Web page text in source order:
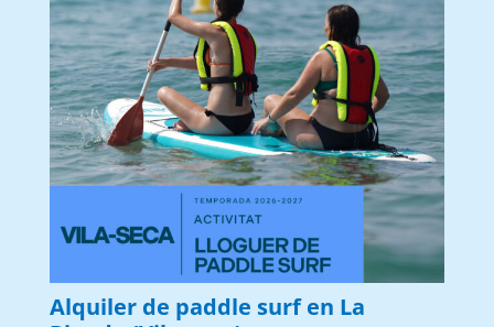
Alquiler de paddle surf en La